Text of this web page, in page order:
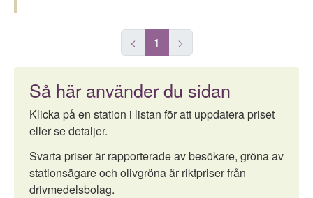
< 1 >
Så här använder du sidan
Klicka på en station i listan för att uppdatera priset
eller se detaljer.
Svarta priser är rapporterade av besökare, gröna av
stationsägare och olivgröna är riktpriser från
drivmedelsbolag.